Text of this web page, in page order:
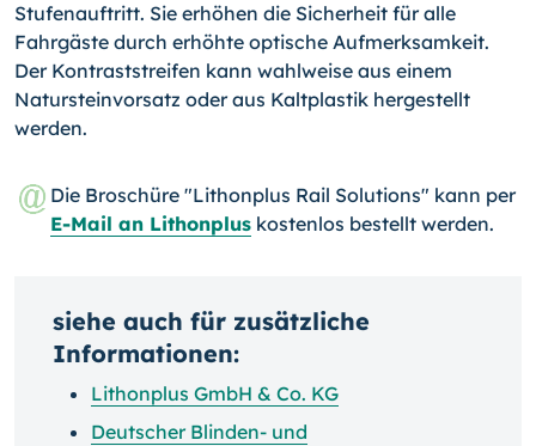
Stufenauftritt. Sie erhöhen die Sicherheit für alle
Fahrgäste durch erhöhte optische Aufmerksamkeit.
Der Kontraststreifen kann wahlweise aus einem
Natursteinvorsatz oder aus Kaltplastik hergestellt
werden.
Die Broschüre "Lithonplus Rail Solutions" kann per
E-Mail an Lithonplus kostenlos bestellt werden.
siehe auch für zusätzliche
Informationen:
Lithonplus GmbH & Co. KG
Deutscher Blinden- und